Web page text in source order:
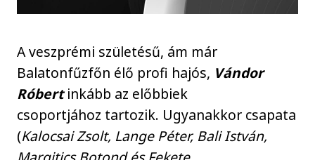
A veszprémi születésű, ám már
Balatonfűzfőn élő profi hajós, Vándor
Róbertinkább az előbbiek
csoportjához tartozik. Ugyanakkor csapata
(Kalocsai Zsolt, Lange Péter, Bali István,